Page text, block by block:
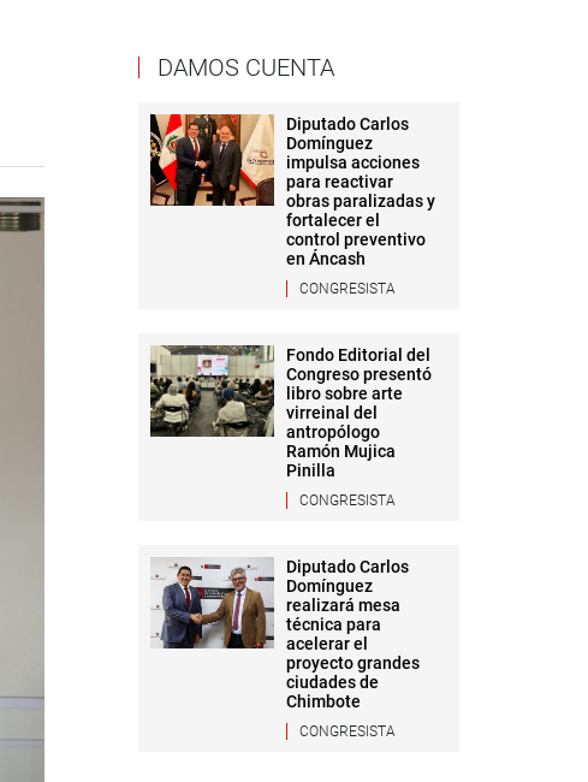
DAMOS CUENTA
Diputado Carlos
Domínguez
impulsa acciones
para reactivar
obras paralizadas y
fortalecer el
control preventivo
en Áncash
CONGRESISTA
Fondo Editorial del
Congreso presentó
libro sobre arte
virreinal del
antropólogo
Ramón Mujica
Pinilla
CONGRESISTA
Diputado Carlos
Domínguez
realizará mesa
técnica para
acelerar el
proyecto grandes
ciudades de
Chimbote
CONGRESISTA